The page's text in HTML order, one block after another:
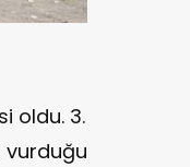
oldu. 3.
vurduğu